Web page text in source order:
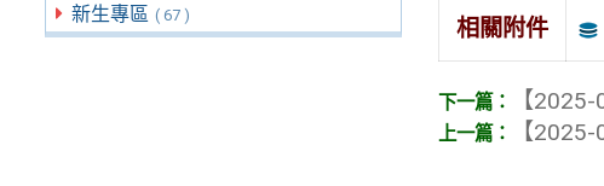
新生專區 ( 67 )
相關附件
【
【2025-